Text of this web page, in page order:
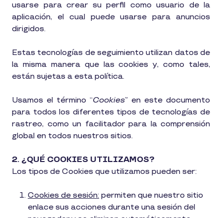
usarse para crear su perfil como usuario de la
aplicación, el cual puede usarse para anuncios
dirigidos.
Estas tecnologías de seguimiento utilizan datos de
la misma manera que las cookies y, como tales,
están sujetas a esta política.
Usamos el término “Cookies” en este documento
para todos los diferentes tipos de tecnologías de
rastreo, como un facilitador para la comprensión
global en todos nuestros sitios.
2. ¿QUÉ COOKIES UTILIZAMOS?
Los tipos de Cookies que utilizamos pueden ser:
Cookies de sesión: permiten que nuestro sitio
enlace sus acciones durante una sesión del